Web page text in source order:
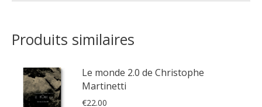
Produits similaires
Le monde 2.0 de Christophe
Martinetti
€22.00